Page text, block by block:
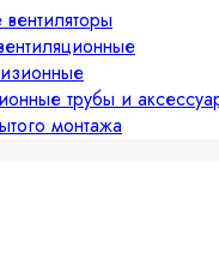
трубы и
монтажа